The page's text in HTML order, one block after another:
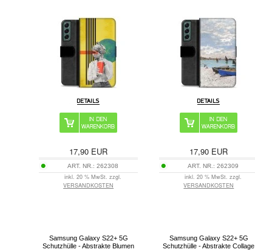
17,90 EUR
ART. NR.:262308
inkl. 20 % MwSt. zzgl.
VERSANDKOSTEN
17,90 EUR
ART. NR.:262309
inkl. 20 % MwSt. zzgl.
VERSANDKOSTEN
Samsung Galaxy S22+ 5G
Schutzhülle - Abstrakte Blumen
Samsung Galaxy S22+ 5G
Schutzhülle - Abstrakte Collage